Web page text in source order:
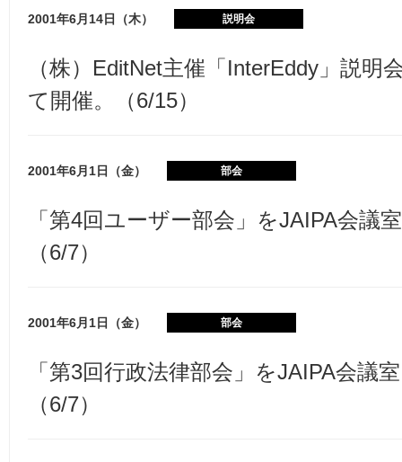
2001年6月14日（木） 説明会
（株）EditNet主催「InterEddy」説明
て開催。（6/15）
2001年6月1日（金） 部会
「第4回ユーザー部会」をJAIPA会議
（6/7）
2001年6月1日（金） 部会
「第3回行政法律部会」をJAIPA会議
（6/7）